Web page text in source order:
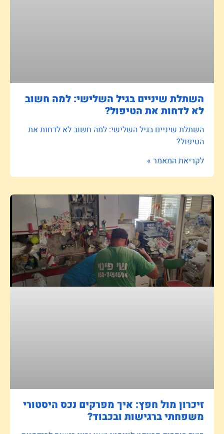
השתלת שיניים בגיל השלישי: למה חשוב
לא לדחות את הטיפול?
השתלת שיניים בגיל השלישי: למה חשוב לא לדחות את
הטיפול?
לקריאת המאמר »
זיכרון מול חפץ: איך מפרקים נכס היסטורי
משפחתי ברגישות ובכבוד?